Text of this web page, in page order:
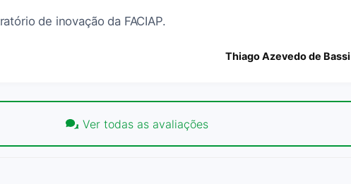
de inovação da FACIAP.
Thiago Azevedo de Bassi
Ver todas as avaliações